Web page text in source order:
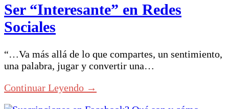
Ser “Interesante” en Redes
Sociales
“…Va más allá de lo que compartes, un sentimiento,
una palabra, jugar y convertir una…
Continuar Leyendo →